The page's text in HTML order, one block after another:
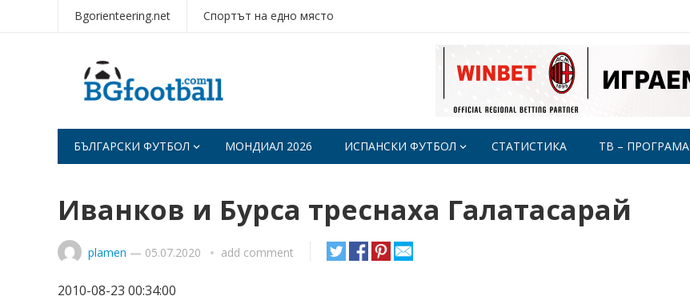
Bgorienteering.net Спортът на едно място
БЪЛГАРСКИ ФУТБОЛ МОНДИАЛ 2026 ИСПАНСКИ ФУТБОЛ СТАТИСТИКА ТВ – ПРОГРАМА
Иванков и Бурса треснаха Галатасарай
plamen — 05.07.2020 add comment
2010-08-23 00:34:00